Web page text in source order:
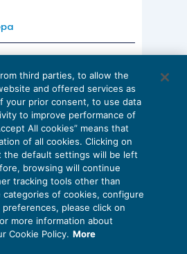
professionali: le
eStefano Dovier
Policy
Cookie Policy
third parties, to allow the
and offered services as
your prior consent, to use data
to improve performance of
All cookies” means that
of all cookies. Clicking on
the default settings will be left
browsing will continue
tracking tools other than
categories of cookies, configure
please click on
more information about
Cookie Policy. More